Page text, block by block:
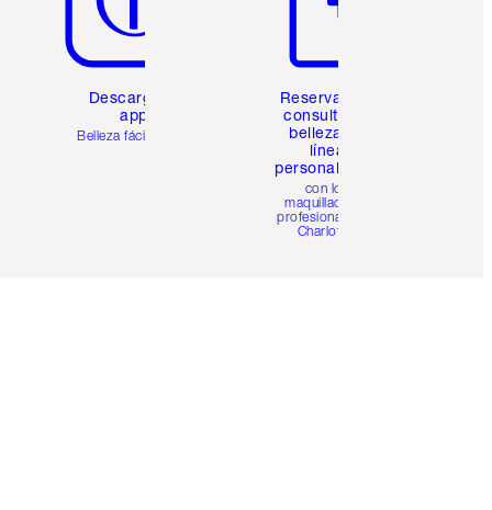
Descarga la
app
Belleza fácil para ti
Reserva una
consulta de
belleza en
línea
personalizada
con los
maquilladores
profesionales de
Charlotte.